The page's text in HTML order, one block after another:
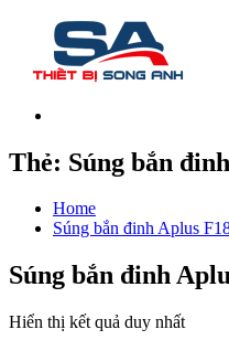
Thẻ: Súng bắn
Home
Súng bắn đinh Aplus
Súng bắn đinh
Hiển thị kết quả duy nhất